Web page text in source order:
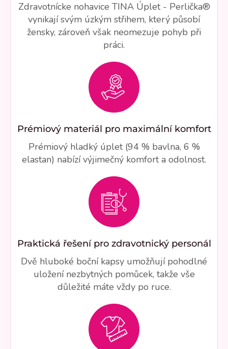
Zdravotnícke nohavice TINA Úplet - Perlička®
vynikají svým úzkým střihem, který působí
žensky, zároveň však neomezuje pohyb při
práci.
Prémiový materiál pro maximální komfort
Prémiový hladký úplet (94 % bavlna, 6 %
elastan) nabízí výjimečný komfort a odolnost.
Praktická řešení pro zdravotnický personál
Dvě hluboké boční kapsy umožňují pohodlné
uložení nezbytných pomůcek, takže vše
důležité máte vždy po ruce.